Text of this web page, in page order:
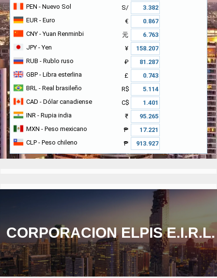
PEN - Nuevo Sol
S/
EUR - Euro
€
CNY - Yuan Renminbi
元
JPY - Yen
¥
RUB - Rublo ruso
₽
GBP - Libra esterlina
£
BRL - Real brasileño
R$
CAD - Dólar canadiense
C$
INR - Rupia india
₹
MXN - Peso mexicano
₱
CLP - Peso chileno ₱
CORPORACION ELPIS E.I.R.L.